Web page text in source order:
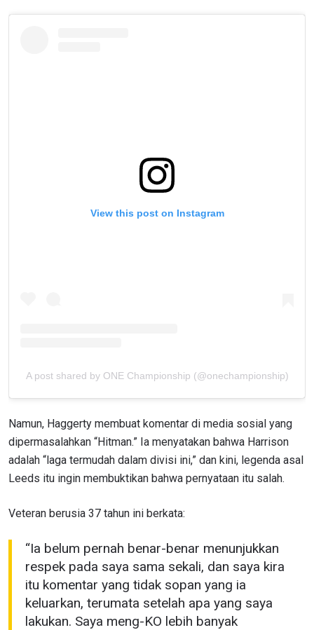
View this post on Instagram
A post shared by ONE Championship (@onechampionship)
Namun, Haggerty membuat komentar di media sosial yang
dipermasalahkan “Hitman.” Ia menyatakan bahwa Harrison
adalah “laga termudah dalam divisi ini,” dan kini, legenda asal
Leeds itu ingin membuktikan bahwa pernyataan itu salah.
Veteran berusia 37 tahun ini berkata:
“Ia belum pernah benar-benar menunjukkan
respek pada saya sama sekali, dan saya kira
itu komentar yang tidak sopan yang ia
keluarkan, terumata setelah apa yang saya
lakukan. Saya meng-KO lebih banyak